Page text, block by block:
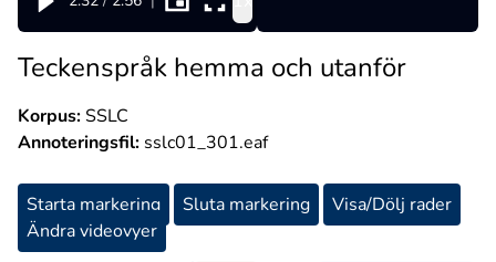
Teckenspråk hemma och utanför
Korpus:SSLC
Annoteringsfil: sslc01_301.eaf
Starta markering Sluta markering
Visa/Dölj rader
Ändra videovyer